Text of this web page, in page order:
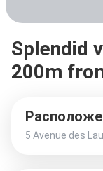
Splendid
200m
5 Avenue des